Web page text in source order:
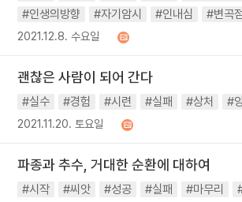
#인생의방향
#자기암시 #인내심 #변곡점
2021.12.8. 수요일
괜찮은 사람이 되어 간다
#실수 #경험 #시련 #실패 #상처 #
2021.11.20. 토요일
파종과 추수, 거대한 순환에 대하여
#시작 #씨앗 #성공 #실패 #마무리